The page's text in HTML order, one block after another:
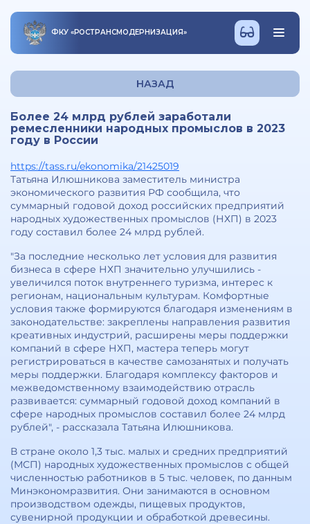
ФКУ «РОСТРАНСМОДЕРНИЗАЦИЯ»
НАЗАД
Более 24 млрд рублей заработали
ремесленники народных промыслов в 2023
году в России
https://tass.ru/ekonomika/21425019
Татьяна Илюшникова заместитель министра
экономического развития РФ сообщила, что
суммарный годовой доход российских предприятий
народных художественных промыслов (НХП) в 2023
году составил более 24 млрд рублей.
"За последние несколько лет условия для развития
бизнеса в сфере НХП значительно улучшились -
увеличился поток внутреннего туризма, интерес к
регионам, национальным культурам. Комфортные
условия также формируются благодаря изменениям в
законодательстве: закреплены направления развития
креативных индустрий, расширены меры поддержки
компаний в сфере НХП, мастера теперь могут
регистрироваться в качестве самозанятых и получать
меры поддержки. Благодаря комплексу факторов и
межведомственному взаимодействию отрасль
развивается: суммарный годовой доход компаний в
сфере народных промыслов составил более 24 млрд
рублей", - рассказала Татьяна Илюшникова.
В стране около 1,3 тыс. малых и средних предприятий
(МСП) народных художественных промыслов с общей
численностью работников в 5 тыс. человек, по данным
Минэкономразвития. Они занимаются в основном
производством одежды, пищевых продуктов,
сувенирной продукции и обработкой древесины.